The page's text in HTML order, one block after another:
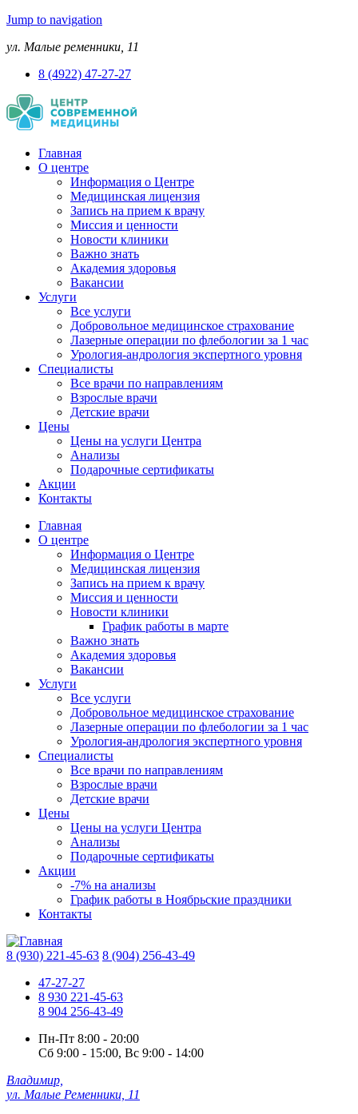
Jump to navigation
ул. Малые ременники, 11
8 (4922) 47-27-27
Главная
О центре
Информация о Центре
Медицинская лицензия
Запись на прием к врачу
Миссия и ценности
Новости клиники
Важно знать
Академия здоровья
Вакансии
Услуги
Все услуги
Добровольное медицинское страхование
Лазерные операции по флебологии за 1 час
Урология-андрология экспертного уровня
Специалисты
Все врачи по направлениям
Взрослые врачи
Детские врачи
Цены
Цены на услуги Центра
Анализы
Подарочные сертификаты
Акции
Контакты
Главная
О центре
Информация о Центре
Медицинская лицензия
Запись на прием к врачу
Миссия и ценности
Новости клиники
График работы в марте
Важно знать
Академия здоровья
Вакансии
Услуги
Все услуги
Добровольное медицинское страхование
Лазерные операции по флебологии за 1 час
Урология-андрология экспертного уровня
Специалисты
Все врачи по направлениям
Взрослые врачи
Детские врачи
Цены
Цены на услуги Центра
Анализы
Подарочные сертификаты
Акции
-7% на анализы
График работы в Ноябрьские праздники
Контакты
8 (930) 221-45-63 8 (904) 256-43-49
47-27-27
8 930 221-45-63
8 904 256-43-49
Пн-Пт 8:00 - 20:00
Сб 9:00 - 15:00, Вс 9:00 - 14:00
Владимир,
ул. Малые Ременники, 11